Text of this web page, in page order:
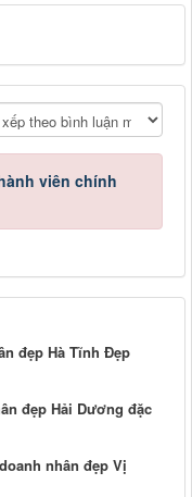
viên chính
đẹp Hà Tĩnh Đẹp
đẹp Hải Dương đặc
nhân đẹp Vị